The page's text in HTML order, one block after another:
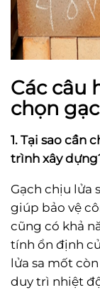
Các câu
chọn
1. Tại sao cần
trình xây
Gạch chịu lửa
giúp bảo vệ
cũng có khả
tính ổn định
lửa sa mốt
duy trì nhiệt